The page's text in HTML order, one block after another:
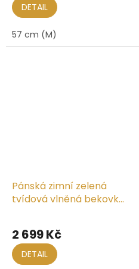
DETAIL
57 cm (M)
Pánská zimní zelená
tvídová vlněná bekovka
hodnocení
produktu
je
5,0
2 699 Kč
DETAIL